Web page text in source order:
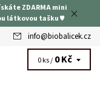
ZDARMA mini
látkovou tašku ♥
info@biobalicek.cz
0 ks / 0 Kč